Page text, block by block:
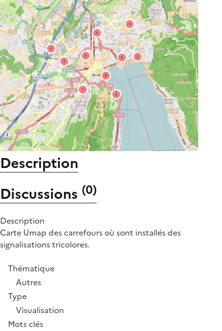
Description
Discussions (0)
Description
Carte Umap des carrefours où sont installés des
signalisations tricolores.
Thématique
Autres
Type
Visualisation
Mots clés